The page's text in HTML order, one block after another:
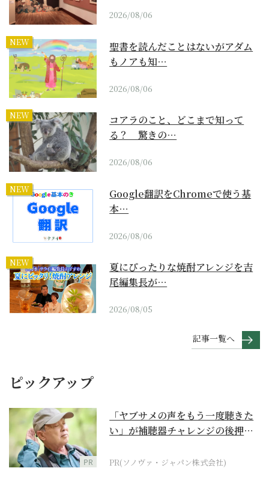
2026/08/06
NEW
聖書を読んだことはないがアダム
もノアも知…
2026/08/06
NEW
コアラのこと、どこまで知って
る？ 驚きの…
2026/08/06
NEW
Google翻訳をChromeで使う基
本…
2026/08/06
NEW
夏にぴったりな焼酎アレンジを吉
尾編集長が…
2026/08/05
記事一覧へ
ピックアップ
PR
「ヤブサメの声をもう一度聴きた
い」が補聴器チャレンジの後押し
PR(ソノヴァ・ジャパン株式会社)